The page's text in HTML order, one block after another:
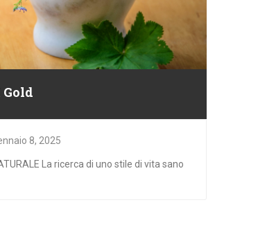
8, 2025
La ricerca di uno stile di vita sano